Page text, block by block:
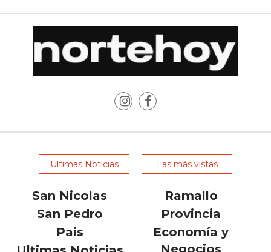
VENDER
POR
COMISIÓN
Ultimas Noticias Las más vistas
San Nicolas
Ramallo
San Pedro
Provincia
Pais
Economía y